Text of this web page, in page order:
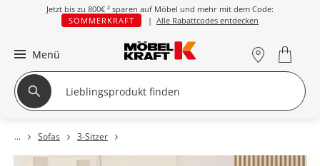
Jetzt bis zu 800€ ² sparen auf Möbel und mehr mit dem Code:
SOMMERKRAFT
| Alle Rabattcodes entdecken
Menü
Sofas 3-Sitzer